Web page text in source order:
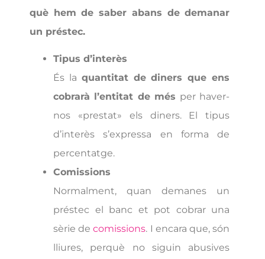
què hem de saber abans de demanar
un préstec.
Tipus d’interès
És la quantitat de diners que ens
cobrarà l’entitat de més per haver-
nos «prestat» els diners. El tipus
d’interès s’expressa en forma de
percentatge.
Comissions
Normalment, quan demanes un
préstec el banc et pot cobrar una
sèrie decomissions. I encara que, són
lliures, perquè no siguin abusives